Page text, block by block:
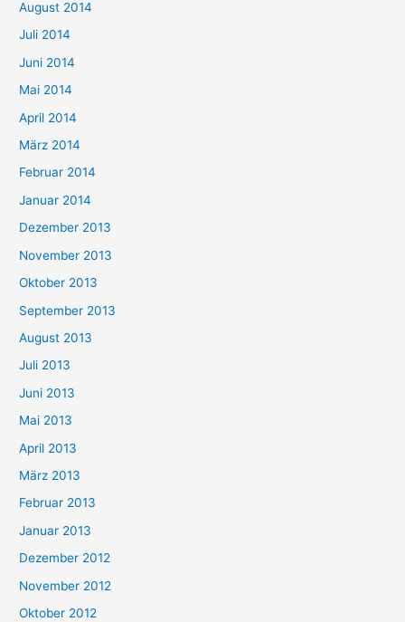
August 2014
Juli 2014
Juni 2014
Mai 2014
April 2014
März 2014
Februar 2014
Januar 2014
Dezember 2013
November 2013
Oktober 2013
September 2013
August 2013
Juli 2013
Juni 2013
Mai 2013
April 2013
März 2013
Februar 2013
Januar 2013
Dezember 2012
November 2012
Oktober 2012